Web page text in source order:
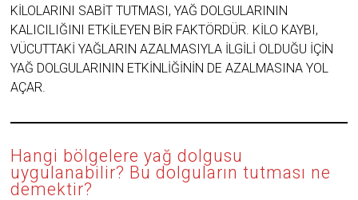
KILOLARINI SABIT TUTMASI, YAĞ DOLGULARININ
KALICILIĞINI ETKILEYEN BIR FAKTÖRDÜR. KILO KAYBI,
VÜCUTTAKI YAĞLARIN AZALMASIYLA ILGILI OLDUĞU IÇIN
YAĞ DOLGULARININ ETKINLIĞININ DE AZALMASINA YOL
AÇAR.
Hangi bölgelere yağ dolgusu
uygulanabilir? Bu dolguların tutması ne
demektir?